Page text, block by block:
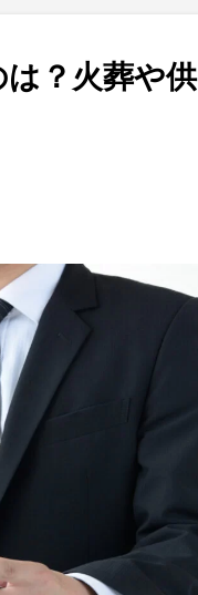
？火葬や供